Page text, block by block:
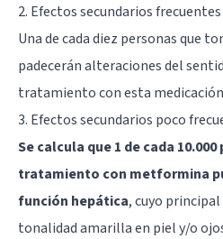
2. Efectos secundarios frecuentes
Una de cada diez personas que
padecerán alteraciones del
tratamiento con esta
3. Efectos secundarios poco
Se calcula que 1 de cada
tratamiento con metformina
función hepática, cuyo
tonalidad amarilla en piel y/o